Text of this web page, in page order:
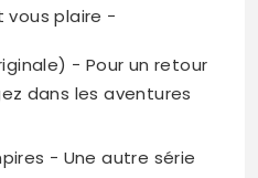
vous plaire −
− Pour un retour
dans les aventures
− Une autre série